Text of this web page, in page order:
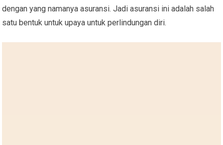
dengan yang namanya asuransi. Jadi asuransi ini adalah salah
satu bentuk untuk upaya untuk perlindungan diri.